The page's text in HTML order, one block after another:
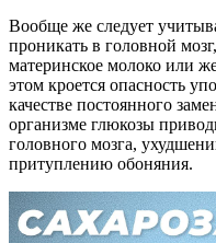
Вообще же следует
проникать в головной
материнское молоко или
этом кроется опасность
качестве постоянного
организме глюкозы
головного мозга,
притуплению обоняния.